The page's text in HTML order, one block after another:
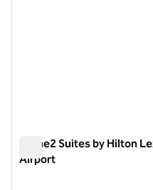
Home2 Suites by Hilton
Airport